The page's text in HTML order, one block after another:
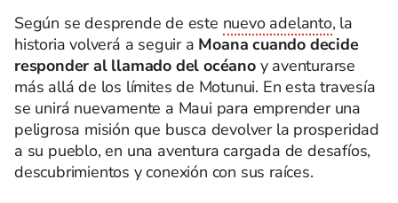
Según se desprende de este nuevo adelanto, la
historia volverá a seguir a Moana cuando decide
responder al llamado del océanoy aventurarse
más allá de los límites de Motunui. En esta travesía
se unirá nuevamente a Maui para emprender una
peligrosa misión que busca devolver la prosperidad
a su pueblo, en una aventura cargada de desafíos,
descubrimientos y conexión con sus raíces.